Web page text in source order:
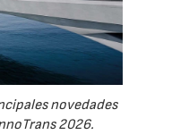
novedades
2026.